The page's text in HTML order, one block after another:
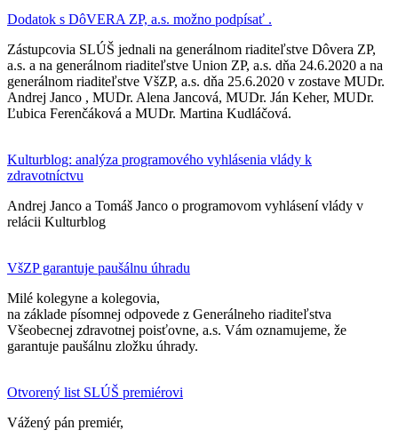
Dodatok s DôVERA ZP, a.s. možno podpísať .
Zástupcovia SLÚŠ jednali na generálnom riaditeľstve Dôvera ZP,
a.s. a na generálnom riaditeľstve Union ZP, a.s. dňa 24.6.2020 a na
generálnom riaditeľstve VšZP, a.s. dňa 25.6.2020 v zostave MUDr.
Andrej Janco , MUDr. Alena Jancová, MUDr. Ján Keher, MUDr.
Ľubica Ferenčáková a MUDr. Martina Kudláčová.
Kulturblog: analýza programového vyhlásenia vlády k
zdravotníctvu
Andrej Janco a Tomáš Janco o programovom vyhlásení vlády v
relácii Kulturblog
VšZP garantuje paušálnu úhradu
Milé kolegyne a kolegovia,
na základe písomnej odpovede z Generálneho riaditeľstva
Všeobecnej zdravotnej poisťovne, a.s. Vám oznamujeme, že
garantuje paušálnu zložku úhrady.
Otvorený list SLÚŠ premiérovi
Vážený pán premiér,